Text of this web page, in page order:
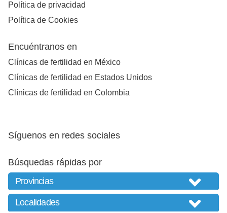
Política de privacidad
Política de Cookies
Encuéntranos en
Clínicas de fertilidad en México
Clínicas de fertilidad en Estados Unidos
Clínicas de fertilidad en Colombia
Síguenos en redes sociales
Búsquedas rápidas por